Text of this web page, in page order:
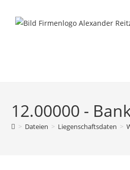
Inhalt
12.00000 -
> Dateien > Liegenschaftsdaten >